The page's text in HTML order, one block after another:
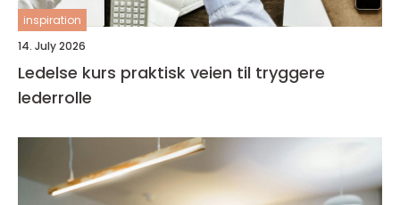
inspiration
14. July 2026
Ledelse kurs praktisk veien til tryggere
lederrolle